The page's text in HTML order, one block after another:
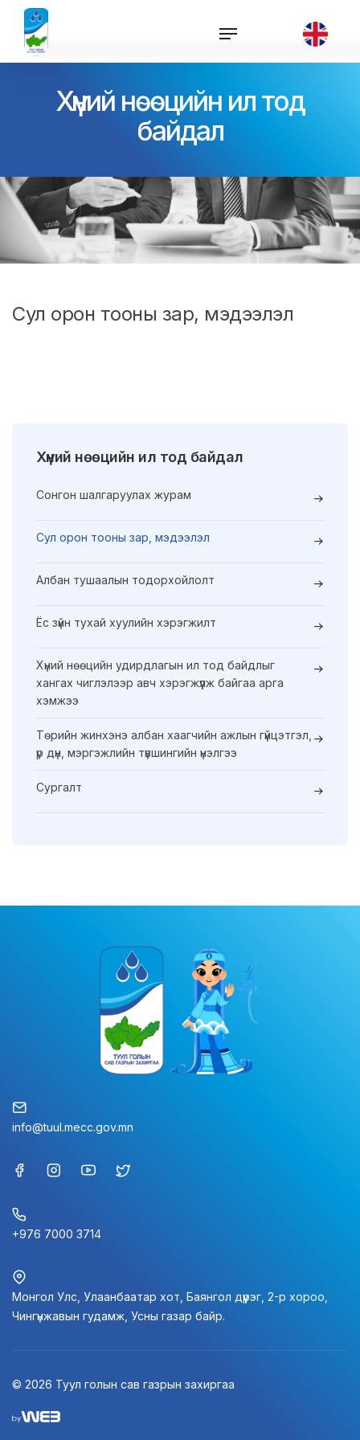
Хүний нөөцийн ил тод
байдал
Хүний нөөцийн ил тод байдал
Сонгон шалгаруулах журам
Сул орон тооны зар, мэдээлэл
Албан тушаалын тодорхойлолт
Ёс зүйн тухай хуулийн хэрэгжилт
Хүний нөөцийн удирдлагын ил тод байдлыг
хангах чиглэлээр авч хэрэгжүүлж байгаа арга
хэмжээ
Төрийн жинхэнэ албан хаагчийн ажлын гүйцэтгэл,
үр дүн, мэргэжлийн түвшингийн үнэлгээ
Сургалт
Сул орон тооны зар, мэдээлэл
info@tuul.mecc.gov.mn
+976 7000 3714
Монгол Улс, Улаанбаатар хот, Баянгол дүүрэг, 2-р хороо,
Чингүнжавын гудамж, Усны газар байр.
© 2026 Туул голын сав газрын захиргаа